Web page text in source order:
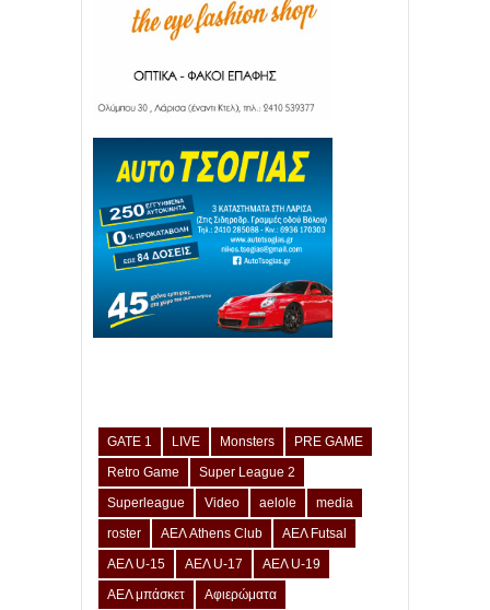
GATE 1 LIVE Monsters
PRE GAME
Retro Game
Super League 2
Superleague
Video aelole
media
roster
ΑΕΛ Athens Club
ΑΕΛ Futsal
ΑΕΛ U-15
ΑΕΛ U-17
ΑΕΛ U-19
ΑΕΛ μπάσκετ
Αφιερώματα